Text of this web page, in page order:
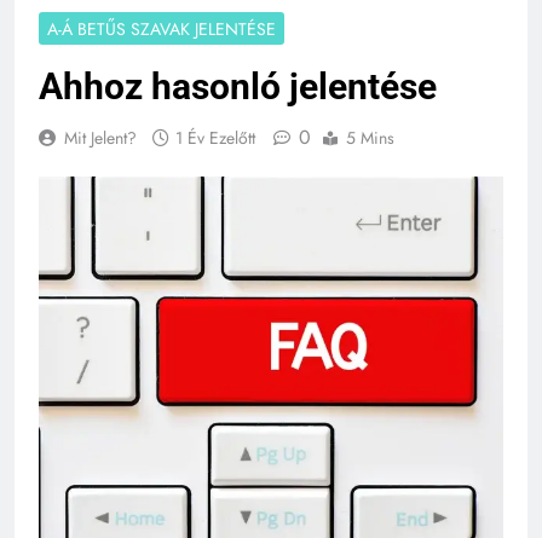
A-Á BETŰS SZAVAK JELENTÉSE
Ahhoz hasonló jelentése